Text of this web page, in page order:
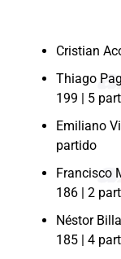
Cristian
Thiago
199 | 5
Emiliano
partido
Francisco
186 | 2
Néstor
185 | 4